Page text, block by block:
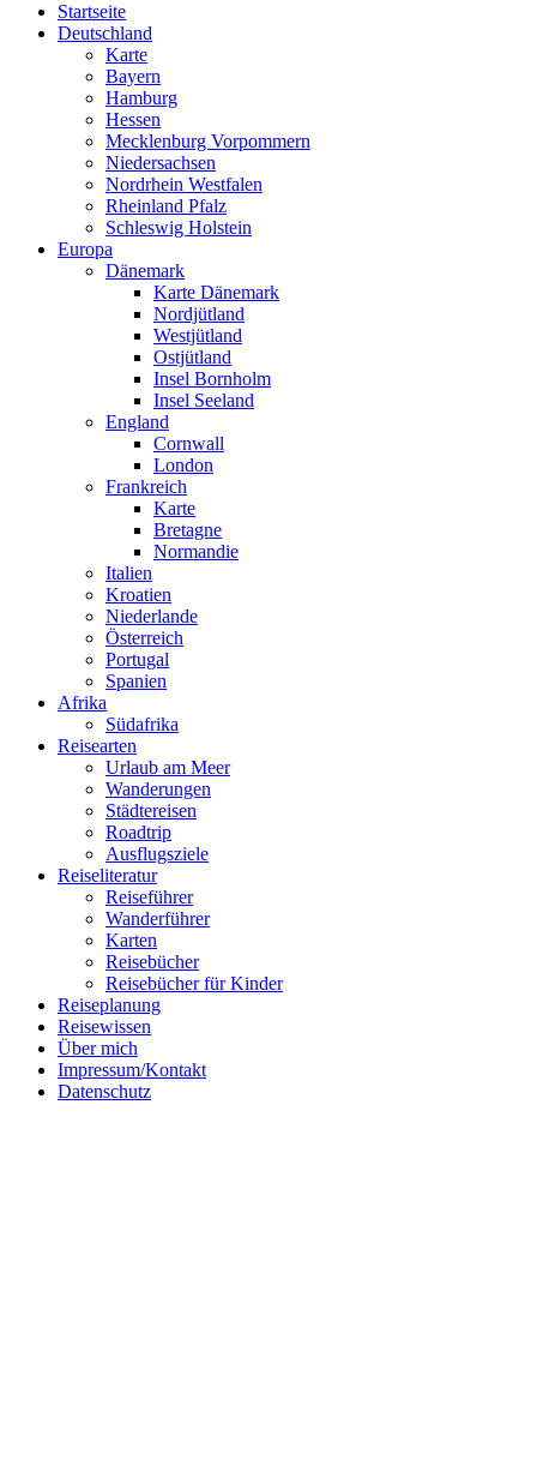
Follow me on Instagram
Startseite
Deutschland
Karte
Bayern
Hamburg
Hessen
Mecklenburg Vorpommern
Niedersachsen
Nordrhein Westfalen
Rheinland Pfalz
Schleswig Holstein
Europa
Dänemark
Karte Dänemark
Nordjütland
Westjütland
Ostjütland
Insel Bornholm
Insel Seeland
England
Cornwall
London
Frankreich
Karte
Bretagne
Normandie
Italien
Kroatien
Niederlande
Österreich
Portugal
Spanien
Afrika
Südafrika
Reisearten
Urlaub am Meer
Wanderungen
Städtereisen
Roadtrip
Ausflugsziele
Reiseliteratur
Reiseführer
Wanderführer
Karten
Reisebücher
Reisebücher für Kinder
Reiseplanung
Reisewissen
Über mich
Impressum/Kontakt
Datenschutz